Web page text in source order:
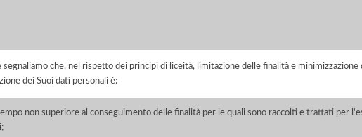
segnaliamo che, nel rispetto dei principi di liceità, limitazione delle finalità e minimizzazione
dei Suoi dati personali è:
non superiore al conseguimento delle finalità per le quali sono raccolti e trattati per